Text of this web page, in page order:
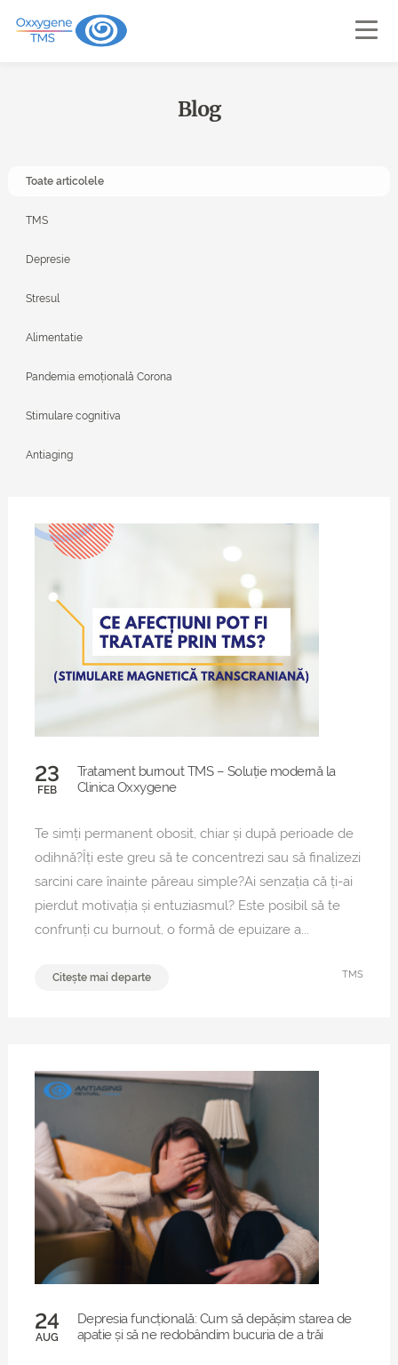
Blog
Toate articolele
TMS
Depresie
Stresul
Alimentatie
Pandemia emoțională Corona
Stimulare cognitiva
Antiaging
23
FEB
Tratament burnout TMS – Soluție modernă la
Clinica Oxxygene
Te simți permanent obosit, chiar și după perioade de
odihnă?Îți este greu să te concentrezi sau să finalizezi
sarcini care înainte păreau simple?Ai senzația că ți-ai
pierdut motivația și entuziasmul? Este posibil să te
confrunți cu burnout, o formă de epuizare a...
Citește mai departe TMS
24
AUG
Depresia funcțională: Cum să depășim starea de
apatie și să ne redobândim bucuria de a trăi